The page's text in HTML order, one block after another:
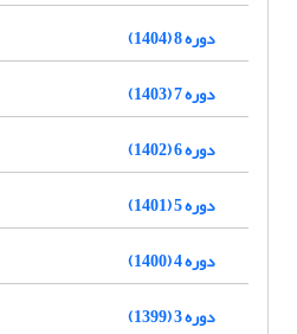
دوره 8 (1404)
دوره 7 (1403)
دوره 6 (1402)
دوره 5 (1401)
دوره 4 (1400)
دوره 3 (1399)